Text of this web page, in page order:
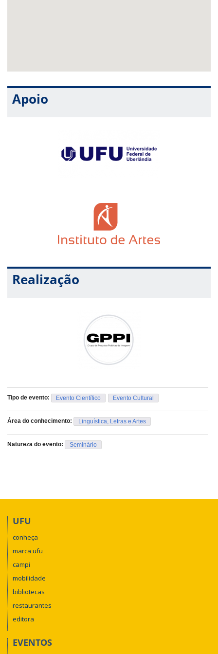
Apoio
Realização
Tipo de evento: Evento Científico Evento Cultural
Área do conhecimento: Linguística, Letras e Artes
Natureza do evento: Seminário
UFU
conheça
marca ufu
campi
mobilidade
bibliotecas
restaurantes
editora
EVENTOS